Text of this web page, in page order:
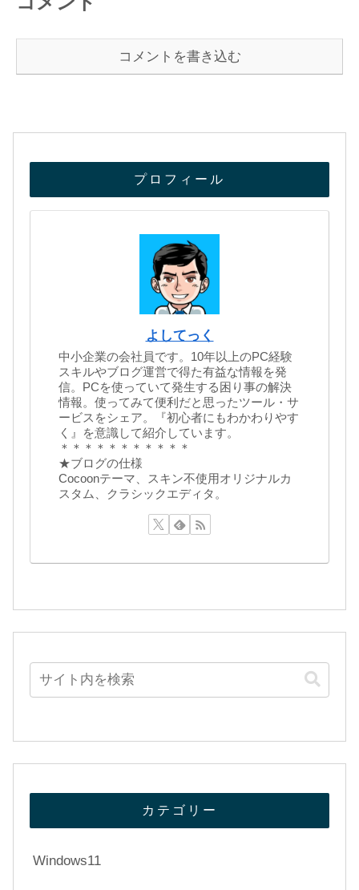
コメントを書き込む
プロフィール
よしてっく
中小企業の会社員です。10年以上のPC経験
スキルやブログ運営で得た有益な情報を発
信。PCを使っていて発生する困り事の解決
情報。使ってみて便利だと思ったツール・サ
ービスをシェア。『初心者にもわかわりやす
く』を意識して紹介しています。
＊＊＊＊＊＊＊＊＊＊＊
★ブログの仕様
Cocoonテーマ、スキン不使用オリジナルカ
スタム、クラシックエディタ。
カテゴリー
Windows11